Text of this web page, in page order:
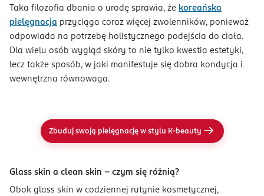
Taka filozofia dbania o urodę sprawia, że koreańska
pielęgnacja przyciąga coraz więcej zwolenników, ponieważ
odpowiada na potrzebę holistycznego podejścia do ciała.
Dla wielu osób wygląd skóry to nie tylko kwestia estetyki,
lecz także sposób, w jaki manifestuje się dobra kondycja i
wewnętrzna równowaga.
Zbuduj swoją pielęgnację w stylu K-beauty
Glass skin a clean skin – czym się różnią?
Obok glass skin w codziennej rutynie kosmetycznej,